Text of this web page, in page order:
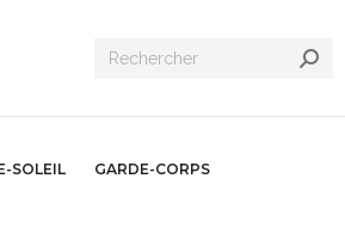
Recherche
SOLEIL GARDE-CORPS